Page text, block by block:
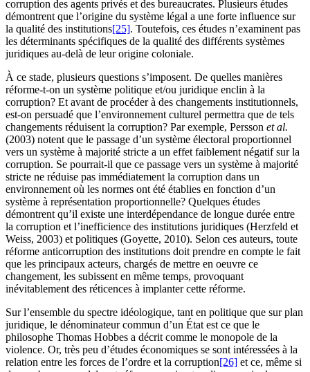
corruption des agents privés et des bureaucrates. Plusieurs études
démontrent que l’origine du système légal a une forte influence sur
la qualité des institutions[25]. Toutefois, ces études n’examinent pas
les déterminants spécifiques de la qualité des différents systèmes
juridiques au-delà de leur origine coloniale.
À ce stade, plusieurs questions s’imposent. De quelles manières
réforme-t-on un système politique et/ou juridique enclin à la
corruption? Et avant de procéder à des changements institutionnels,
est-on persuadé que l’environnement culturel permettra que de tels
changements réduisent la corruption? Par exemple, Persson et al.
(2003) notent que le passage d’un système électoral proportionnel
vers un système à majorité stricte a un effet faiblement négatif sur la
corruption. Se pourrait-il que ce passage vers un système à majorité
stricte ne réduise pas immédiatement la corruption dans un
environnement où les normes ont été établies en fonction d’un
système à représentation proportionnelle? Quelques études
démontrent qu’il existe une interdépendance de longue durée entre
la corruption et l’inefficience des institutions juridiques (Herzfeld et
Weiss, 2003) et politiques (Goyette, 2010). Selon ces auteurs, toute
réforme anticorruption des institutions doit prendre en compte le fait
que les principaux acteurs, chargés de mettre en oeuvre ce
changement, les subissent en même temps, provoquant
inévitablement des réticences à implanter cette réforme.
Sur l’ensemble du spectre idéologique, tant en politique que sur plan
juridique, le dénominateur commun d’un État est ce que le
philosophe Thomas Hobbes a décrit comme le monopole de la
violence. Or, très peu d’études économiques se sont intéressées à la
relation entre les forces de l’ordre et la corruption[26] et ce, même si